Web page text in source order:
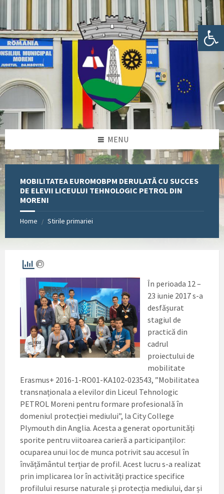
Deschide bara de unelte
sidebar
sidebar
MENU
MOBILITATEA EUROMOBPM DERULATĂ CU SUCCES
DE ELEVII LICEULUI TEHNOLOGIC PETROL DIN
MORENI
Home / Stirile primariei
În perioada 12 –
23 iunie 2017 s-a
desfășurat
stagiul de
practică din
cadrul
proiectului de
mobilitate
Erasmus+ 2016-1-RO01-KA102-023543, ”Mobilitatea
transnaționala a elevilor din Liceul Tehnologic
PETROL Moreni pentru formare profesională în
domeniul protecției mediului”, la City College
Plymouth din Anglia. Acesta a generat oportunități
sporite pentru viitoarea carieră a participanților:
ocuparea unui loc de munca potrivit sau accesul în
învățământul terțiar de profil. Acest lucru s-a realizat
prin implicarea lor în activități practice specifice
profilului resurse naturale și protecția mediului, dar și